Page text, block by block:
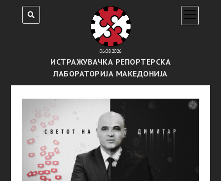
06.08.2026
ИСТРАЖУВАЧКА РЕПОРТЕРСКА
ЛАБОРАТОРИЈА МАКЕДОНИЈА
open
menu